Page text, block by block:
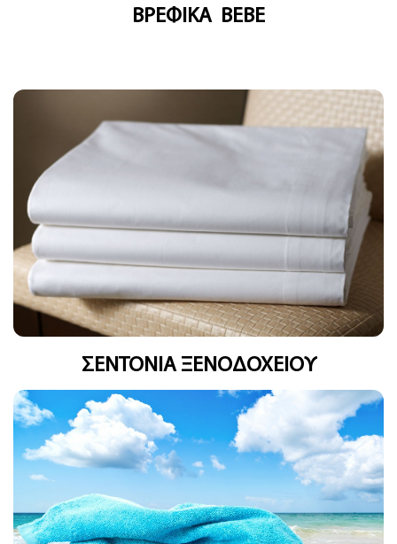
ΒΡΕΦΙΚΑ BEBE
ΣΕΝΤΟΝΙΑ ΞΕΝΟΔΟΧΕΙΟΥ